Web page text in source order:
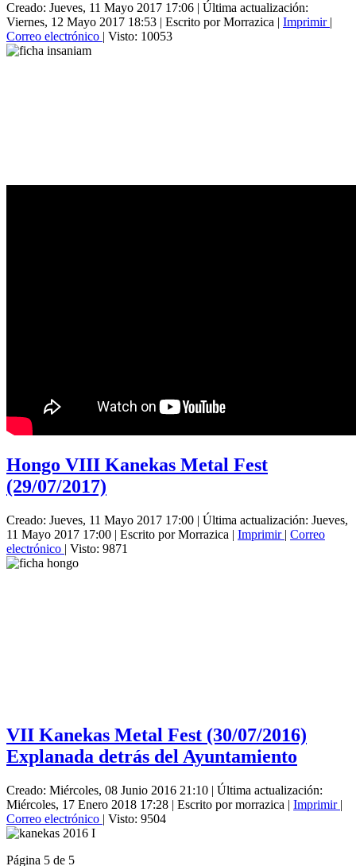
Creado: Jueves, 11 Mayo 2017 17:06
Última actualización:
Viernes, 12 Mayo 2017 18:53
Escrito por Morrazica Imprimir
Correo electrónico
| Visto: 10053
Hongo VIII Kanekas Metal Fest
(29/07/2017)
Creado: Jueves, 11 Mayo 2017 17:00 | Última actualización: Jueves,
11 Mayo 2017 17:00 | Escrito por Morrazica | Imprimir | Correo
electrónico | Visto: 9871
VII Kanekas Metal Fest (30/07/2016)
Explanada detrás del Ayuntamiento
Creado: Miércoles, 08 Junio 2016 21:10 | Última actualización:
Miércoles, 17 Enero 2018 17:28 | Escrito por morrazica | Imprimir |
Correo electrónico | Visto: 9504
Página 5 de 5